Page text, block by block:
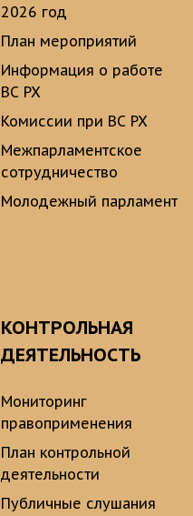
2026 год
План мероприятий
Информация о работе
ВС РХ
Комиссии при ВС РХ
Межпарламентское
сотрудничество
Молодежный парламент
КОНТРОЛЬНАЯ
ДЕЯТЕЛЬНОСТЬ
Мониторинг
правоприменения
План контрольной
деятельности
Публичные слушания